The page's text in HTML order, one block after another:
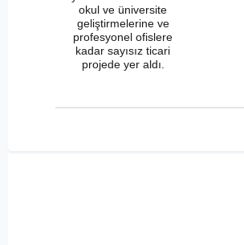
okul ve üniversite
geliştirmelerine ve
profesyonel ofislere
kadar sayısız ticari
projede yer aldı.